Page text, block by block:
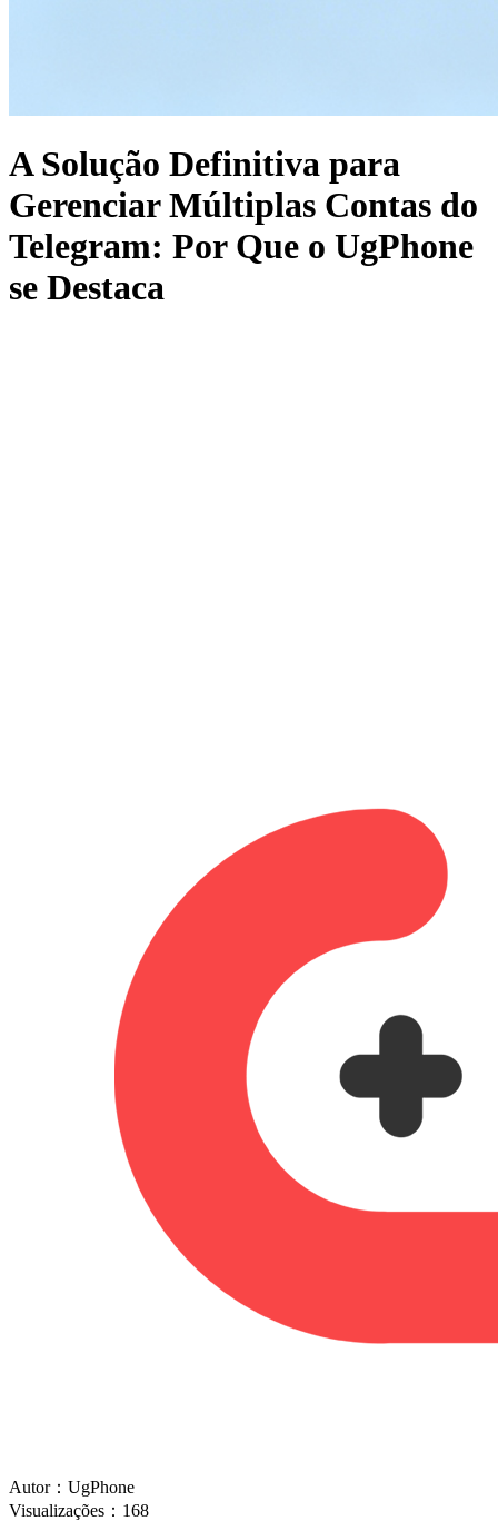
A Solução Definitiva para
Gerenciar Múltiplas Contas do
Telegram: Por Que o UgPhone
se Destaca
Autor：UgPhone
Visualizações：168